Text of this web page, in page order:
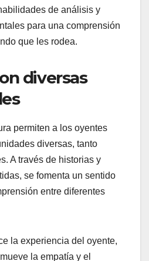
de análisis y
para una comprensión
que les rodea.
diversas
permiten a los oyentes
diversas, tanto
A través de historias y
se fomenta un sentido
entre diferentes
la experiencia del oyente,
la empatía y el